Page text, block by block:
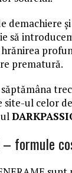
demachiere
să
prematură.
site-ul celor
– formule